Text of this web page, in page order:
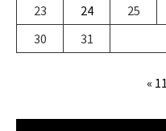
23
24 25
30
31
«